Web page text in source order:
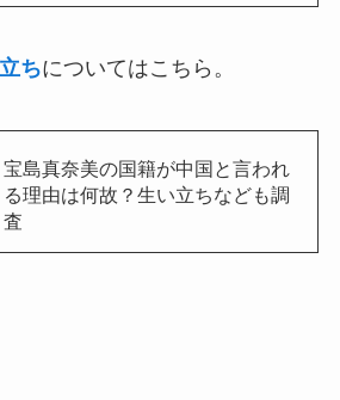
ちについてはこちら。
宝島真奈美の国籍が中国と言われ
る理由は何故？生い立ちなども調
査